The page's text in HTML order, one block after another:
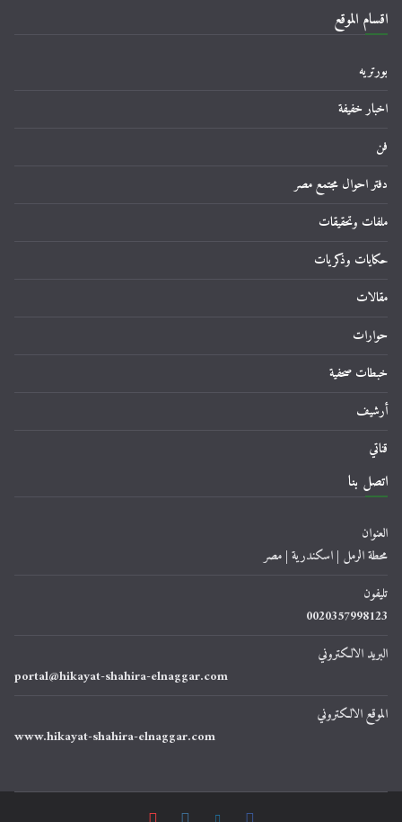
اقسام الموقع
بورتريه
اخبار خفيفة
فن
دفتر احوال مجتمع مصر
ملفات وتحقيقات
حكايات وذكريات
مقالات
حوارات
خبطات صحفية
أرشيف
قناتي
اتصل بنا
العنوان
محطة الرمل | اسكندرية | مصر
تليفون
0020357998123
البريد الالكتروني
portal@hikayat-shahira-elnaggar.com
الموقع الالكتروني
www.hikayat-shahira-elnaggar.com